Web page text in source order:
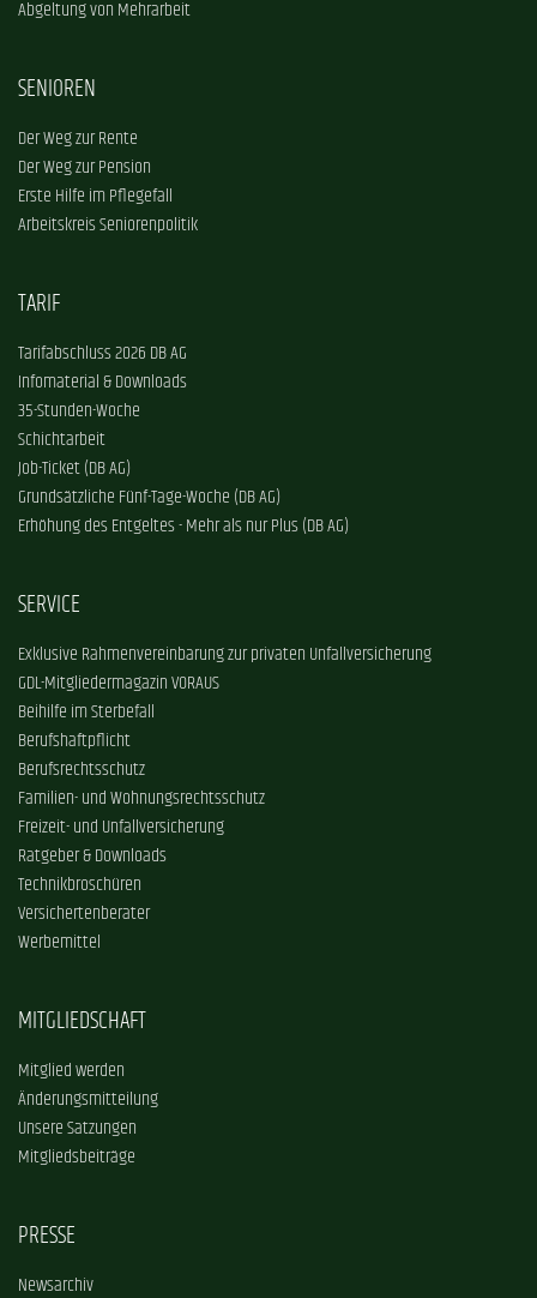
Abgeltung von Mehrarbeit
SENIOREN
Der Weg zur Rente
Der Weg zur Pension
Erste Hilfe im Pflegefall
Arbeitskreis Seniorenpolitik
TARIF
Tarifabschluss 2026 DB AG
Infomaterial & Downloads
35-Stunden-Woche
Schichtarbeit
Job-Ticket (DB AG)
Grundsätzliche Fünf-Tage-Woche (DB AG)
Erhöhung des Entgeltes - Mehr als nur Plus (DB AG)
SERVICE
Exklusive Rahmenvereinbarung zur privaten Unfallversicherung
GDL-Mitgliedermagazin VORAUS
Beihilfe im Sterbefall
Berufshaftpflicht
Berufsrechtsschutz
Familien- und Wohnungsrechtsschutz
Freizeit- und Unfallversicherung
Ratgeber & Downloads
Technikbroschüren
Versichertenberater
Werbemittel
MITGLIEDSCHAFT
Mitglied werden
Änderungsmitteilung
Unsere Satzungen
Mitgliedsbeiträge
PRESSE
Newsarchiv